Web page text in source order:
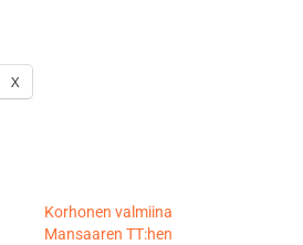
X
Korhonen valmiina
Mansaaren TT:hen